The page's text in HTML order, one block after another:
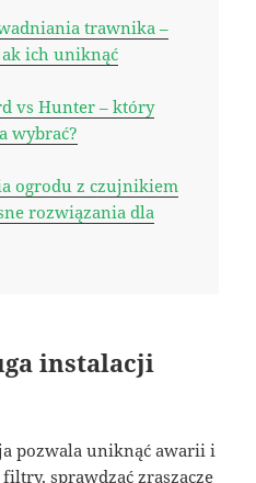
trawnika –
ich uniknąć
vs Hunter – który
wybrać?
ogrodu z czujnikiem
rozwiązania dla
instalacji
pozwala uniknąć awarii i
sprawdzać zraszacze